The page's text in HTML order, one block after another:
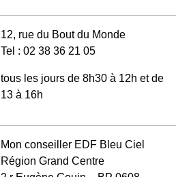
12, rue du Bout du Monde
Tel : 02 38 36 21 05
tous les jours de 8h30 à 12h et de
13 à 16h
Mon conseiller EDF Bleu Ciel
Région Grand Centre